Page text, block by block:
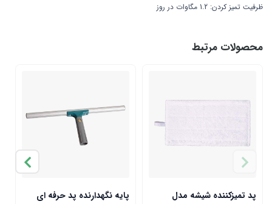
ظرفیت تمیز کردن: 1.2 مگاوات در روز
محصولات مرتبط
پد تمیزکننده شیشه مدل
پایه نگهدارنده پد حرفه ای